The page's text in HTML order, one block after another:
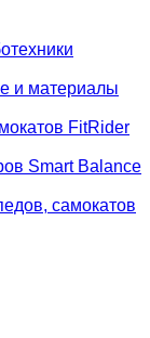
и материалы
FitRider
Smart Balance
самокатов